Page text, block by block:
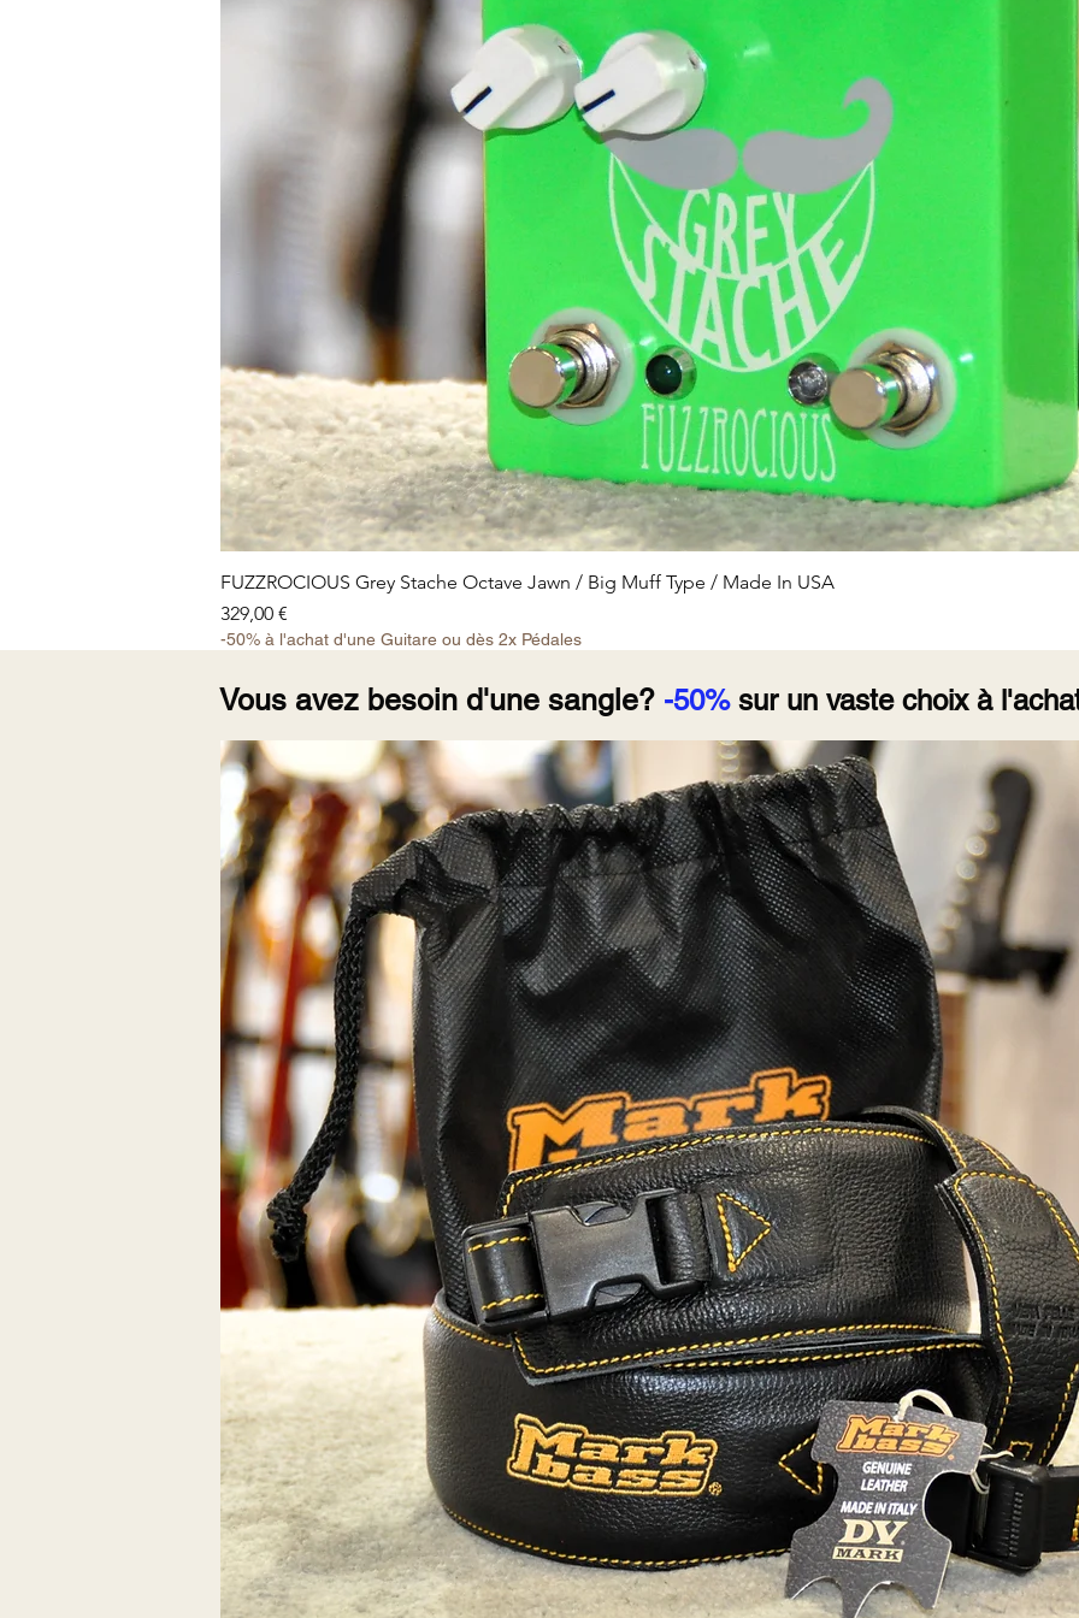
proposant dix combinaisons sonores différentes, permettant de sortir du strict
registre métal lorsque nécessaire.
Le chevalet Mono-Rail mérite également d’être souligné. Chaque corde
dispose de son propre point d’ancrage, ce qui améliore la stabilité de
l’accordage, la définition des notes et le sustain général. Associé aux
mécaniques bloquantes Gotoh MG-T, l’ensemble offre une fiabilité exemplaire,
particulièrement appréciable en répétition comme sur scène.
Au final, cette Ibanez RGRTB621 BKF est une véritable réussite dans l’esprit
Iron Label. Élégante dans sa sobriété, redoutable en jeu et parfaitement
équipée pour le métal moderne, elle offre un rapport performances/prix
particulièrement convaincant. Pour les amateurs de metalcore, de death
mélodique, de metal moderne, de djent ou simplement de gros riffs précis et
puissants, cette guitare a tout pour devenir un instrument de référence. C’est
le genre de modèle que l’on achète pour son look et que l’on garde pour ses
qualités de jeu.
Aperçu rapide
FUZZROCIOUS Grey Stache Octave Jawn / Big Muff Type / Made In USA
Prix
329,00 €
-50% à l'achat d'une Guitare ou dès 2x Pédales
Vous avez besoin d'une sangle? -50%sur un vaste choix à